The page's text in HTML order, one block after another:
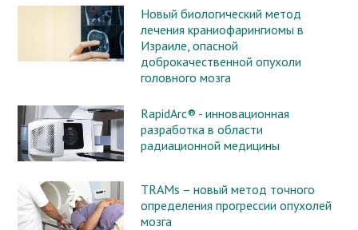
Новый биологический метод
лечения краниофарингиомы в
Израиле, опасной
доброкачественной опухоли
головного мозга
RapidArc® - инновационная
разработка в области
радиационной медицины
TRAMs – новый метод точного
определения прогрессии опухолей
мозга